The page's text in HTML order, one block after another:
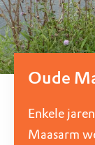
Oude
Enkele
Maasarm